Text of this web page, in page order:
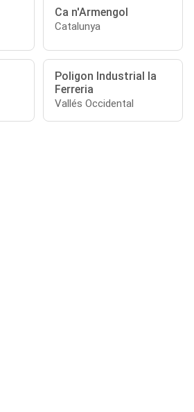
Ca n'Armengol
Catalunya
Poligon Industrial la
Ferreria
Vallés Occidental